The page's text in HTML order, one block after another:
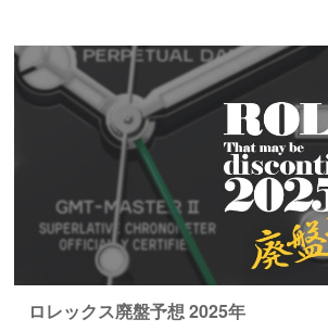
ロレックス廃盤予想 2025年